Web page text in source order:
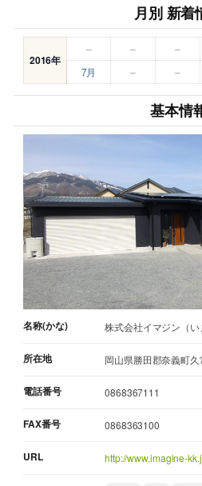
月別 新着
2016年
– – –
7月
– –
基本情
名称(かな) 株式会社イマジン（い
所在地 岡山県勝田郡奈義町
電話番号 0868367111
FAX番号 0868363100
URL http://www.imagine-